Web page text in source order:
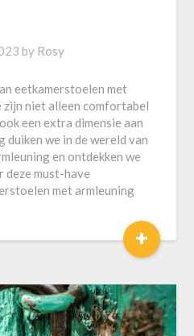
by Rosy
eetkamerstoelen met
zijn niet alleen comfortabel
een extra dimensie aan
duiken we in de wereld van
en ontdekken we
deze must-have
met armleuning
+